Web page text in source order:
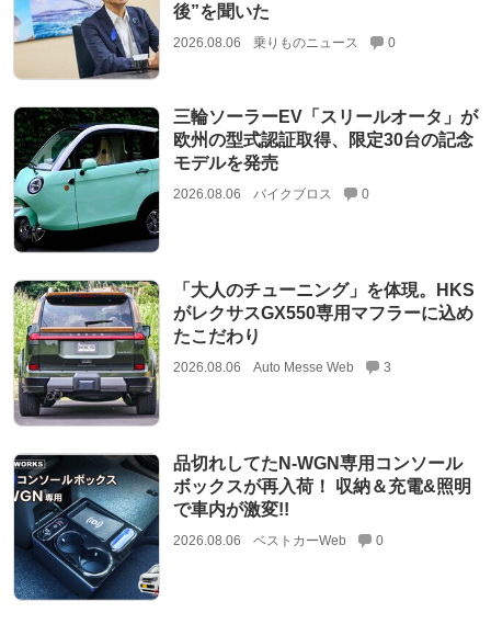
後”を聞いた
2026.08.06 乗りものニュース 0
三輪ソーラーEV「スリールオータ」が
欧州の型式認証取得、限定30台の記念
モデルを発売
2026.08.06 バイクブロス 0
「大人のチューニング」を体現。HKS
がレクサスGX550専用マフラーに込め
たこだわり
2026.08.06 Auto Messe Web 3
品切れしてたN-WGN専用コンソール
ボックスが再入荷！ 収納＆充電&照明
で車内が激変!!
2026.08.06 ベストカーWeb 0